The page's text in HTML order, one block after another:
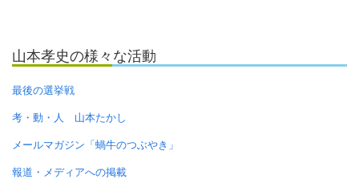
山本孝史の様々な活動
最後の選挙戦
考・動・人 山本たかし
メールマガジン「蝸牛のつぶやき」
報道・メディアへの掲載